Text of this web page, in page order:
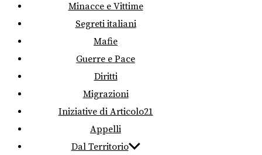
Minacce e Vittime
Segreti italiani
Mafie
Guerre e Pace
Diritti
Migrazioni
Iniziative di Articolo21
Appelli
Dal Territorio